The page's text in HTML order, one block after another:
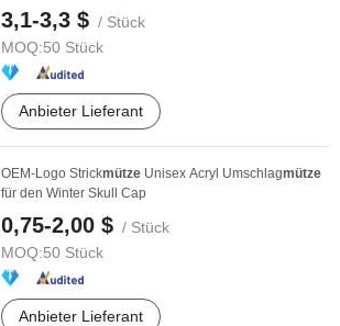
3,1-3,3 $ / Stück
MOQ:50 Stück
Anbieter Lieferant
OEM-Logo Strickmütze Unisex Acryl Umschlagmütze
für den Winter Skull Cap
0,75-2,00 $ / Stück
MOQ:50 Stück
Anbieter Lieferant